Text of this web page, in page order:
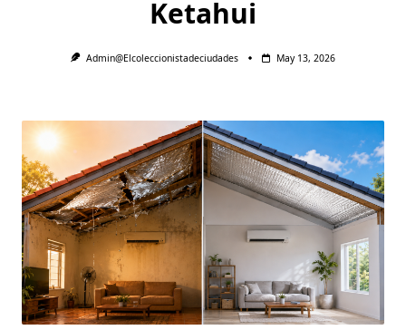
Ketahui
Admin@elcoleccionistadeciudades May 13, 2026